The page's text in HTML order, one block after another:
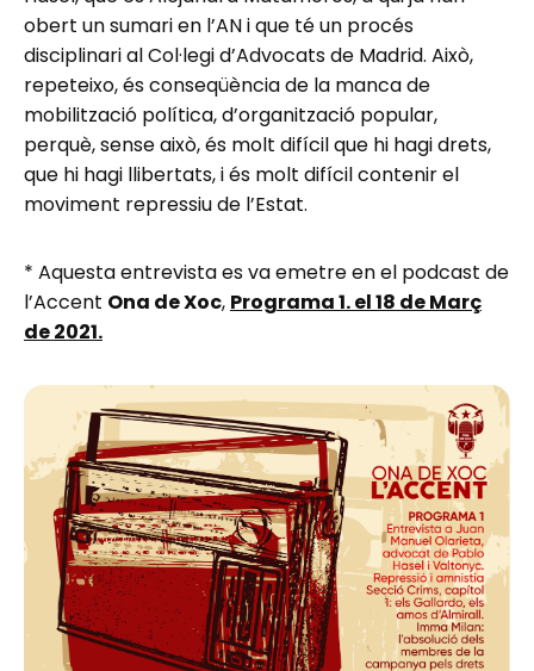
obert un sumari en l’AN i que té un procés
disciplinari al Col·legi d’Advocats de Madrid. Això,
repeteixo, és conseqüència de la manca de
mobilització política, d’organització popular,
perquè, sense això, és molt difícil que hi hagi drets,
que hi hagi llibertats, i és molt difícil contenir el
moviment repressiu de l’Estat.
* Aquesta entrevista es va emetre en el podcast de
l’Accent Ona de Xoc, Programa 1. el 18 de Març
de 2021.